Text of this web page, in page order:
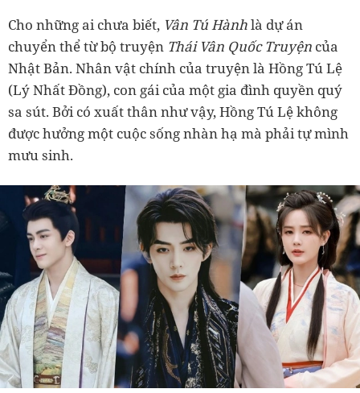
Cho những ai chưa biết, Vân Tú Hànhlà dự án
chuyển thể từ bộ truyện Thái Vân Quốc Truyện của
Nhật Bản. Nhân vật chính của truyện là Hồng Tú Lệ
(Lý Nhất Đồng), con gái của một gia đình quyền quý
sa sút. Bởi có xuất thân như vậy, Hồng Tú Lệ không
được hưởng một cuộc sống nhàn hạ mà phải tự mình
mưu sinh.